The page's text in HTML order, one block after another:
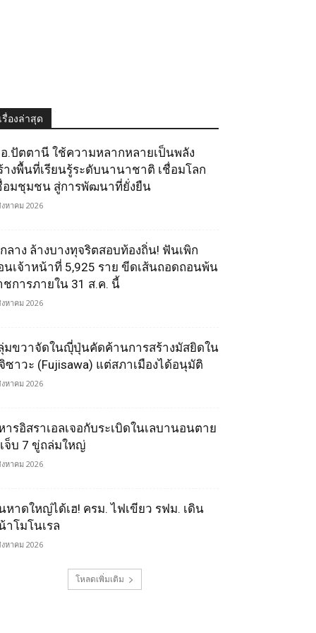
เรื่องล่าสุด
.ปัตตานี ใช้ความหลากหลายเป็นพลัง
างพื้นที่เรียนรู้ระดับนานาชาติ เชื่อมโลก
อมชุมชน สู่การพัฒนาที่ยั่งยืน
งหาคม 2026
ลาง ล้างบางทุจริตสอบท้องถิ่น! ฟันเพิก
นเจ้าหน้าที่ 5,925 ราย ขีดเส้นถอดถอนพ้น
ชการภายใน 31 ส.ค. นี้
งหาคม 2026
มขวาจัดในญุี่ปุ่นคัดค้านการสร้างมัสยิดใน
ซาวะ (Fujisawa) แต่สภาเมืองได้อนุมัติ
งหาคม 2026
ารอิสราเอลเจอกับระเบิดในเลบานอนตาย
จ็บ 7 ขู่ถล่มใหญ่
งหาคม 2026
หาดใหญ่ได้เฮ! ครม. ไฟเขียว รฟม. เดิน
าโมโนเรล
งหาคม 2026
โหลดเพิ่มเติม